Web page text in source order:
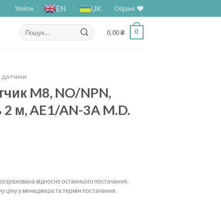
Увійти EN UK Обрані
Шукати:
0,00₴ 0
датчики
M8, NO/NPN,
м, AE1/AN-3A M.D.
відносно останнього постачання.
ціну у менеджера та термін постачання.